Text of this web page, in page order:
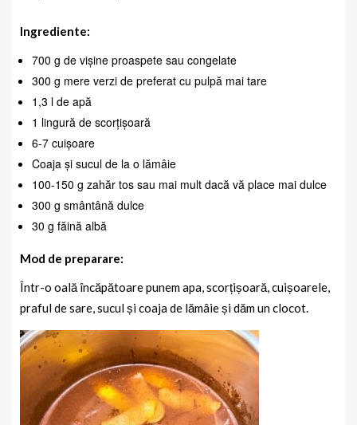
Ingrediente:
700 g de vișine proaspete sau congelate
300 g mere verzi de preferat cu pulpă mai tare
1,3 l de apă
1 lingură de scorțișoară
6-7 cuișoare
Coaja și sucul de la o lămâie
100-150 g zahăr tos sau mai mult dacă vă place mai dulce
300 g smântână dulce
30 g făină albă
Mod de preparare:
Într-o oală încăpătoare punem apa, scorțișoară, cuișoarele,
praful de sare, sucul și coaja de lămâie și dăm un clocot.